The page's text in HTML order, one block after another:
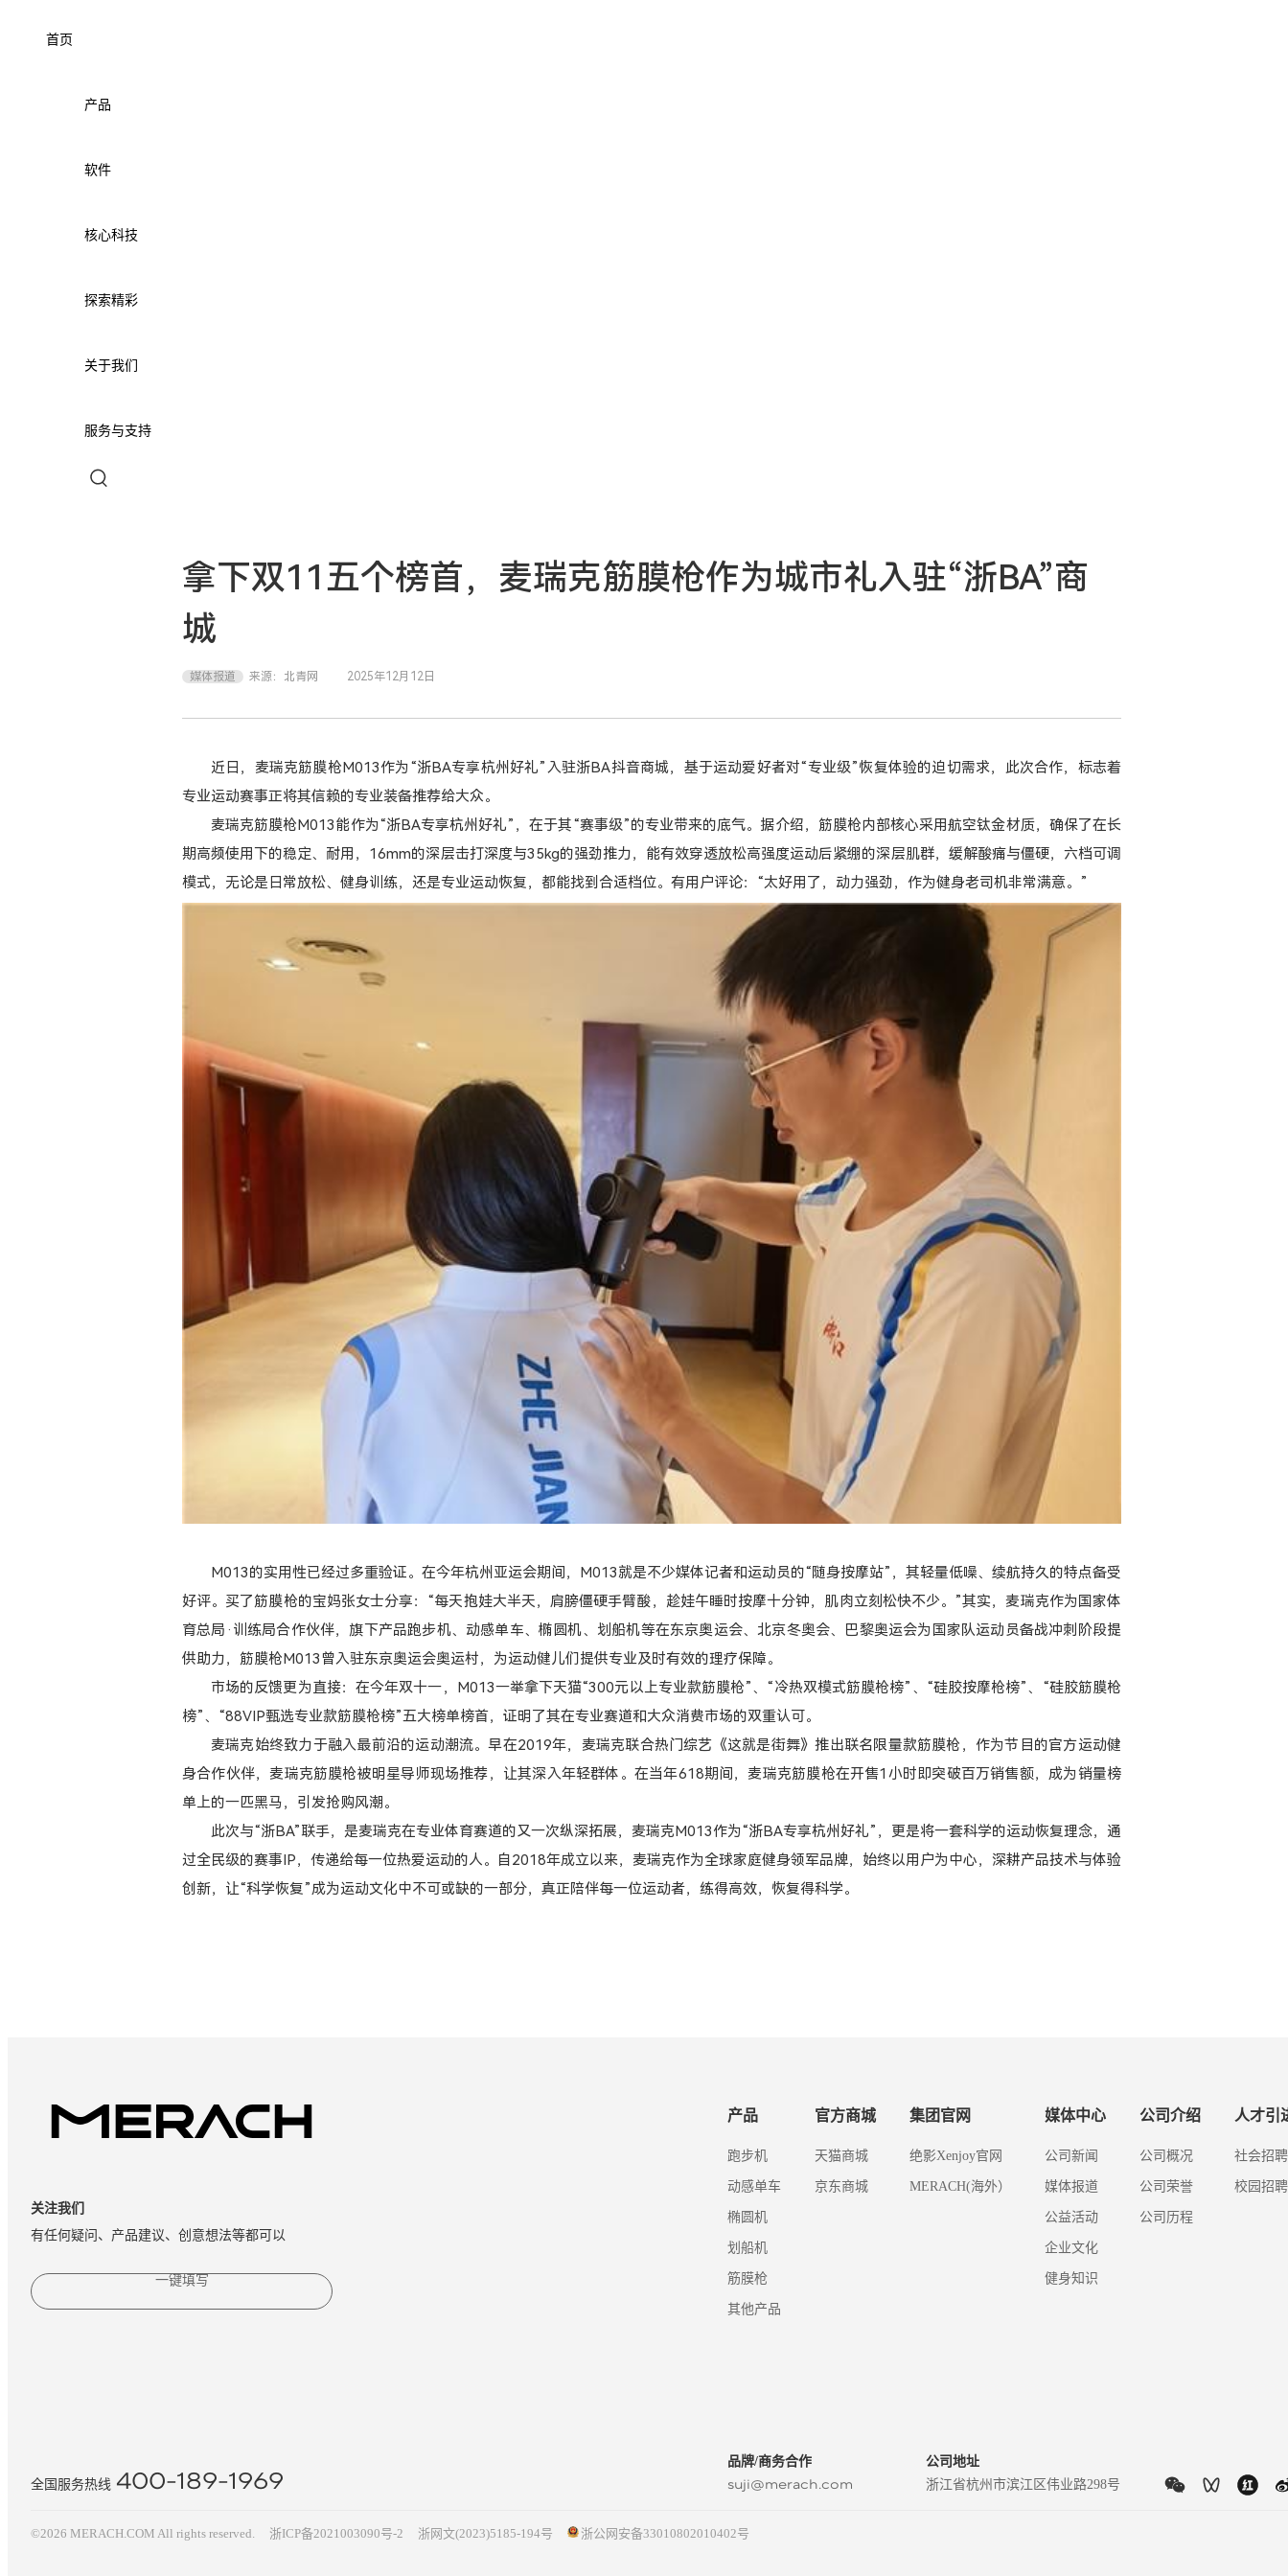
首页
产品
软件
核心科技
探索精彩
关于我们
服务与支持
拿下双11五个榜首，麦瑞克筋膜枪作为城市礼入驻“浙BA”商
城
媒体报道 来源： 北青网 2025年12月12日
近日，麦瑞克筋膜枪M013作为“浙BA专享杭州好礼”入驻浙BA抖音商城，基于运动爱好者对“专业级”恢复体验的迫切需求，此次合作，标志着
专业运动赛事正将其信赖的专业装备推荐给大众。
麦瑞克筋膜枪M013能作为“浙BA专享杭州好礼”，在于其“赛事级”的专业带来的底气。据介绍，筋膜枪内部核心采用航空钛金材质，确保了在长
期高频使用下的稳定、耐用，16mm的深层击打深度与35kg的强劲推力，能有效穿透放松高强度运动后紧绷的深层肌群，缓解酸痛与僵硬，六档可调
模式，无论是日常放松、健身训练，还是专业运动恢复，都能找到合适档位。有用户评论：“太好用了，动力强劲，作为健身老司机非常满意。”
M013的实用性已经过多重验证。在今年杭州亚运会期间，M013就是不少媒体记者和运动员的“随身按摩站”，其轻量低噪、续航持久的特点备受
好评。买了筋膜枪的宝妈张女士分享：“每天抱娃大半天，肩膀僵硬手臂酸，趁娃午睡时按摩十分钟，肌肉立刻松快不少。”其实，麦瑞克作为国家体
育总局·训练局合作伙伴，旗下产品跑步机、动感单车、椭圆机、划船机等在东京奥运会、北京冬奥会、巴黎奥运会为国家队运动员备战冲刺阶段提
供助力，筋膜枪M013曾入驻东京奥运会奥运村，为运动健儿们提供专业及时有效的理疗保障。
市场的反馈更为直接：在今年双十一，M013一举拿下天猫“300元以上专业款筋膜枪”、“冷热双模式筋膜枪榜”、“硅胶按摩枪榜”、“硅胶筋膜枪
榜”、“88VIP甄选专业款筋膜枪榜”五大榜单榜首，证明了其在专业赛道和大众消费市场的双重认可。
麦瑞克始终致力于融入最前沿的运动潮流。早在2019年，麦瑞克联合热门综艺《这就是街舞》推出联名限量款筋膜枪，作为节目的官方运动健
身合作伙伴，麦瑞克筋膜枪被明星导师现场推荐，让其深入年轻群体。在当年618期间，麦瑞克筋膜枪在开售1小时即突破百万销售额，成为销量榜
单上的一匹黑马，引发抢购风潮。
此次与“浙BA”联手，是麦瑞克在专业体育赛道的又一次纵深拓展，麦瑞克M013作为“浙BA专享杭州好礼”，更是将一套科学的运动恢复理念，通
过全民级的赛事IP，传递给每一位热爱运动的人。自2018年成立以来，麦瑞克作为全球家庭健身领军品牌，始终以用户为中心，深耕产品技术与体验
创新，让“科学恢复”成为运动文化中不可或缺的一部分，真正陪伴每一位运动者，练得高效，恢复得科学。
关注我们
有任何疑问、产品建议、创意想法等都可以
一键填写
全国服务热线 400-189-1969
产品
跑步机
动感单车
椭圆机
划船机
筋膜枪
其他产品
官方商城
天猫商城
京东商城
集团官网
绝影Xenjoy官网
MERACH(海外）
媒体中心
公司新闻
媒体报道
公益活动
企业文化
健身知识
公司介绍
公司概况
公司荣誉
公司历程
人才引
社会招聘
校园招聘
品牌/商务合作
suji@merach.com
公司地址
浙江省杭州市滨江区伟业路298号
©2026 MERACH.COM All rights reserved. 浙ICP备2021003090号-2 浙网文(2023)5185-194号 浙公网安备33010802010402号